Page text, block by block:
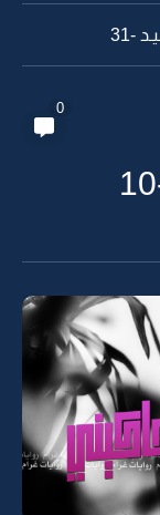
-30
0